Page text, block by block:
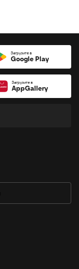
Загрузите в
Google Play
Загрузите в
AppGallery